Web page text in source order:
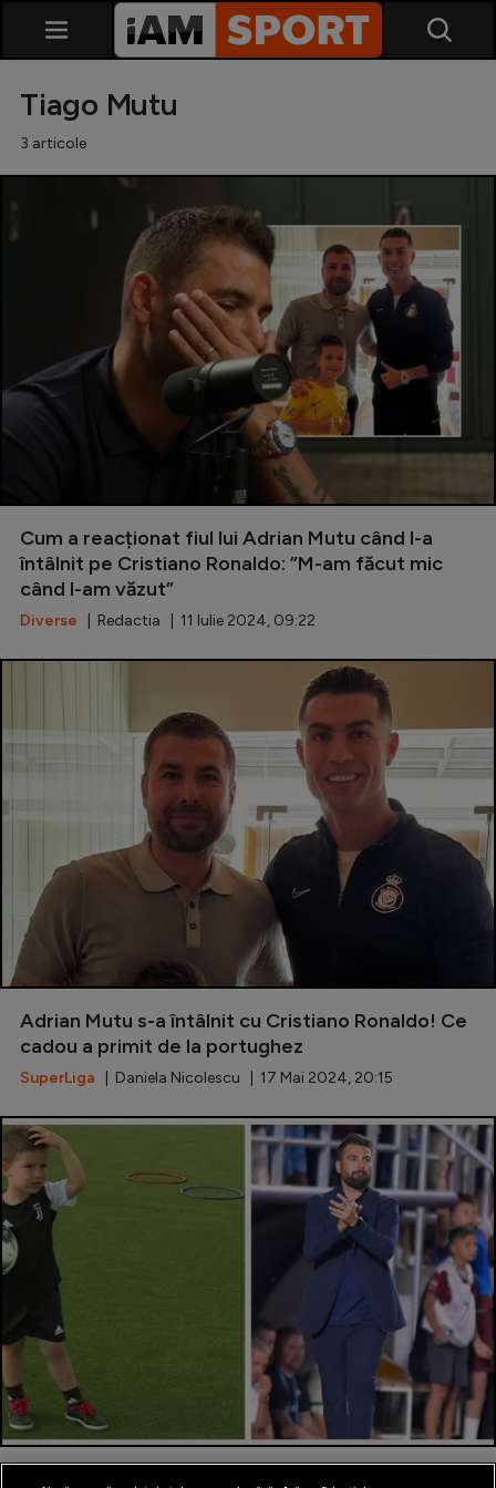
SuperLiga
Liga 2
Cupa României
Echipa Națională
Fotbal feminin
Special
Diverse
Inedit
Clasamente
Champions League
Europa League
Conference League
CM 2026
Premier League
LaLiga
Serie A
Bundesliga
Starurile fotbalului
Handbal
Tiago Mutu
3 articole
Cum a reacționat fiul lui Adrian Mutu când l-a
întâlnit pe Cristiano Ronaldo: ”M-am făcut mic
când l-am văzut”
Diverse | Redactia | 11 Iulie 2024, 09:22
Adrian Mutu s-a întâlnit cu Cristiano Ronaldo! Ce
cadou a primit de la portughez
SuperLiga | Daniela Nicolescu | 17 Mai 2024, 20:15